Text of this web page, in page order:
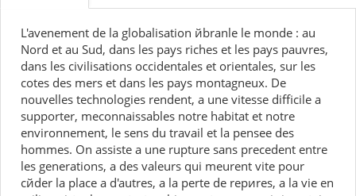
L'avеnement de la globalisation йbranle le monde : au
Nord et au Sud, dans les pays riches et les pays pauvres,
dans les civilisations occidentales et orientales, sur les
cotes des mers et dans les pays montagneux. De
nouvelles technologies rendent, а une vitesse difficile а
supporter, meconnaissables notre habitat et notre
environnement, le sens du travail et la pensee des
hommes. On assiste а une rupture sans precedent entre
les generations, а des valeurs qui meurent vite pour
cйder la place а d'autres, а la perte de repиres, а la vie en